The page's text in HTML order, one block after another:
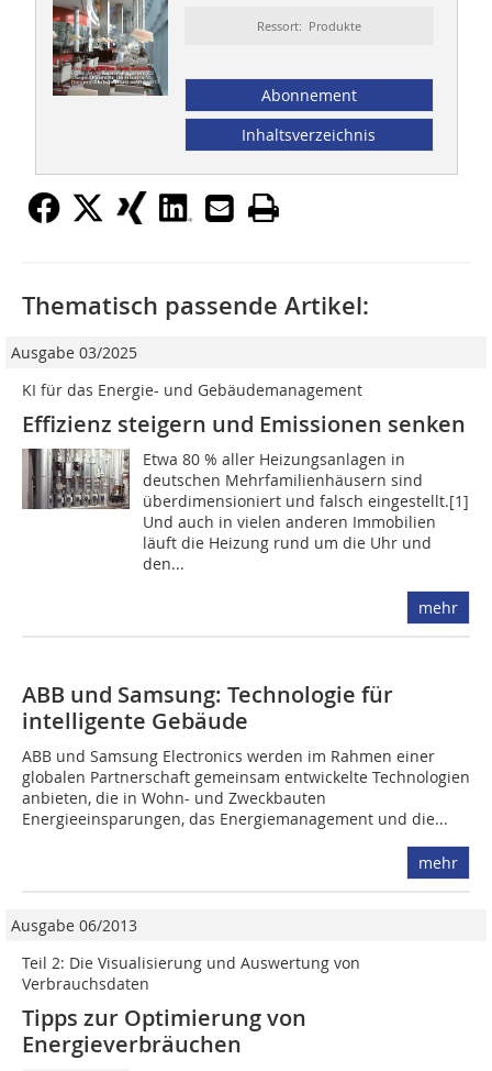
Ressort: Produkte
Abonnement
Inhaltsverzeichnis
Thematisch passende Artikel:
Ausgabe 03/2025
KI für das Energie- und Gebäudemanagement
Effizienz steigern und Emissionen senken
Etwa 80 % aller Heizungsanlagen in
deutschen Mehrfamilienhäusern sind
überdimensioniert und falsch eingestellt.[1]
Und auch in vielen anderen Immobilien
läuft die Heizung rund um die Uhr und
den...
mehr
ABB und Samsung: Technologie für
intelligente Gebäude
ABB und Samsung Electronics werden im Rahmen einer
globalen Partnerschaft gemeinsam entwickelte Technologien
anbieten, die in Wohn- und Zweckbauten
Energieeinsparungen, das Energiemanagement und die...
mehr
Ausgabe 06/2013
Teil 2: Die Visualisierung und Auswertung von
Verbrauchsdaten
Tipps zur Optimierung von
Energieverbräuchen